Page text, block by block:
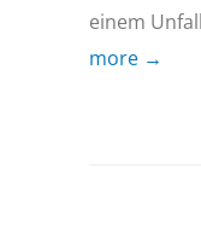
einem
more →